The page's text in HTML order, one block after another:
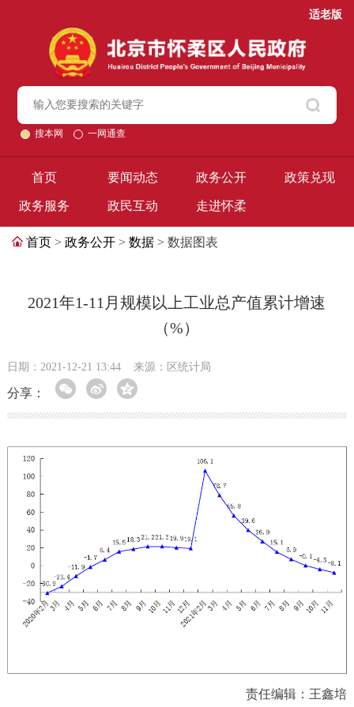
适老版
搜本网 一网通查
首页 要闻动态 政务公开 政策兑现
政务服务 政民互动 走进怀柔
首页 > 政务公开 > 数据 > 数据图表
2021年1-11月规模以上工业总产值累计增速
（%）
日期：2021-12-21 13:44 来源：区统计局
分享：
责任编辑：王鑫培